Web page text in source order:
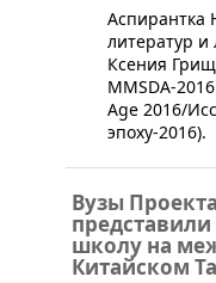
Аспирантка
литератур и
Ксения
MMSDA-
Age 2016/
эпоху-2016).
Вузы
школу на
Китайском